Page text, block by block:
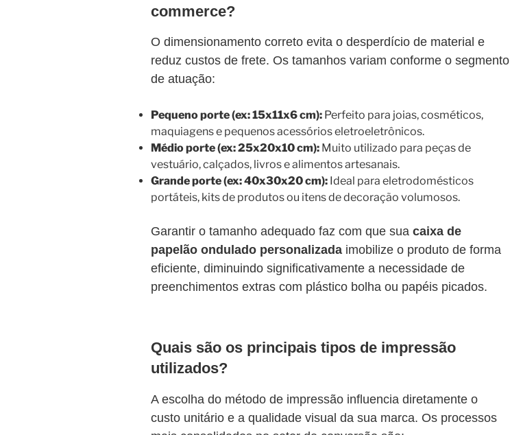
commerce?
O dimensionamento correto evita o desperdício de material e
reduz custos de frete. Os tamanhos variam conforme o segmento
de atuação:
Pequeno porte (ex: 15x11x6 cm): Perfeito para joias, cosméticos,
maquiagens e pequenos acessórios eletroeletrônicos.
Médio porte (ex: 25x20x10 cm): Muito utilizado para peças de
vestuário, calçados, livros e alimentos artesanais.
Grande porte (ex: 40x30x20 cm): Ideal para eletrodomésticos
portáteis, kits de produtos ou itens de decoração volumosos.
Garantir o tamanho adequado faz com que sua caixa de
papelão ondulado personalizada imobilize o produto de forma
eficiente, diminuindo significativamente a necessidade de
preenchimentos extras com plástico bolha ou papéis picados.
Quais são os principais tipos de impressão
utilizados?
A escolha do método de impressão influencia diretamente o
custo unitário e a qualidade visual da sua marca. Os processos